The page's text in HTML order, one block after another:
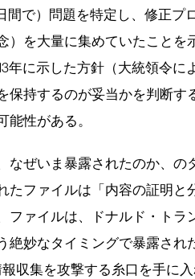
間で）問題を特定し、修正プ
）を大量に集めていたことを
年に示した方針（大統領令に
保持するのが妥当かを判断す
能性がある。
なぜいま暴露されたのか、の
たファイルは「内容の証明と
ファイルは、ドナルド・トラ
絶妙なタイミングで暴露され
収集を攻撃する糸口を手に